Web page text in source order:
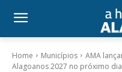
Home Municípios
AMA
Alagoanos 2027 no próximo